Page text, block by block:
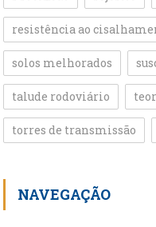
resistência ao
solos melhorados
talude rodoviário
torres de transmissão
NAVEGAÇÃO